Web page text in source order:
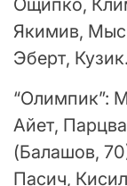
Ощипко,
Якимив,
Эберт, Кузик.
“Олимпик”:
Айет,
(Балашов,
Пасич,